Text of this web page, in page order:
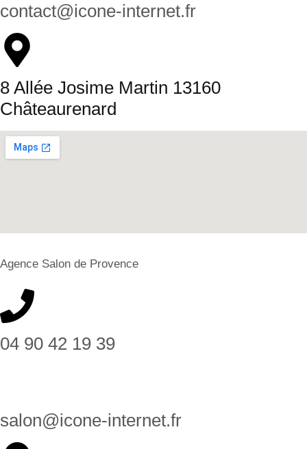
contact@icone-internet.fr
8 Allée Josime Martin 13160
Châteaurenard
Agence Salon de Provence
04 90 42 19 39
salon@icone-internet.fr